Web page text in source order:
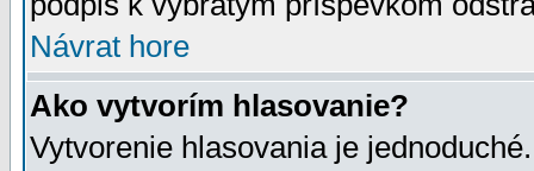
Návrat hore
Ako vytvorím hlasovanie?
Vytvorenie hlasovania je